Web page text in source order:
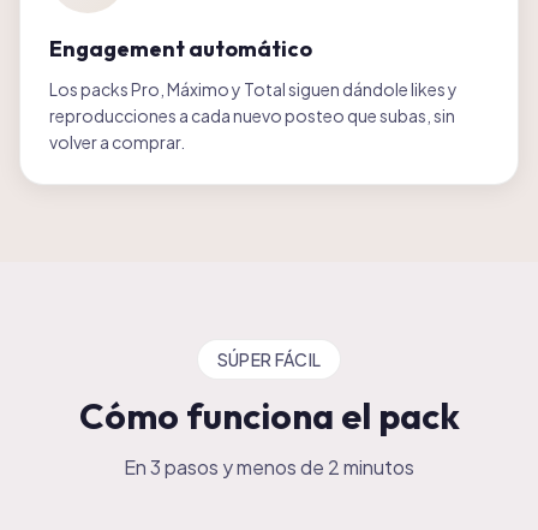
Engagement automático
Los packs Pro, Máximo y Total siguen dándole likes y
reproducciones a cada nuevo posteo que subas, sin
volver a comprar.
SÚPER FÁCIL
Cómo funciona el pack
En 3 pasos y menos de 2 minutos